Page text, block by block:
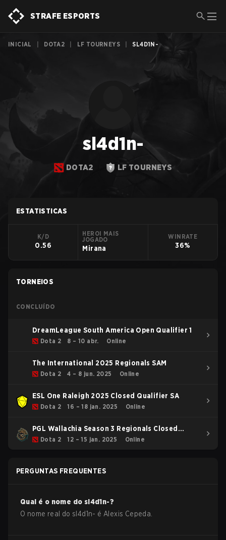
STRAFE ESPORTS
INICIAL DOTA2 LF TOURNEYS SL4D1N-
sl4d1n-
DOTA2 LF TOURNEYS
ESTATISTICAS
K/D
0.56
HEROI MAIS
JOGADO
Mirana
WINRATE
36%
TORNEIOS
CONCLUÍDO
DreamLeague South America Open Qualifier 1
Dota 2 8 – 10 abr. Online
The International 2025 Regionals SAM
Dota 2 4 – 8 jun. 2025 Online
ESL One Raleigh 2025 Closed Qualifier SA
Dota 2 16 – 18 jan. 2025 Online
PGL Wallachia Season 3 Regionals Closed
Qualifier South America
Dota 2 12 – 15 jan. 2025 Online
PERGUNTAS FREQUENTES
Qual é o nome do sl4d1n-?
O nome real dosl4d1n- é Alexis Cepeda